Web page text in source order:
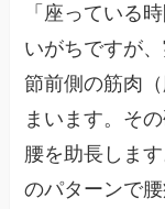
「座っている
いがちですが
節前側の筋肉
まいます。そ
腰を助長しま
のパターンで